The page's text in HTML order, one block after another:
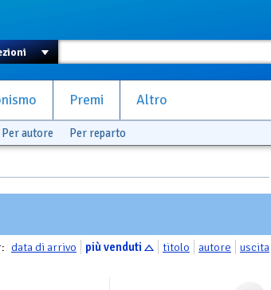
Premi Altro
Per autore Per reparto
data di arrivo più venduti titolo autore uscita